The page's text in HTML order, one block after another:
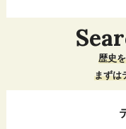
歴史
まずは